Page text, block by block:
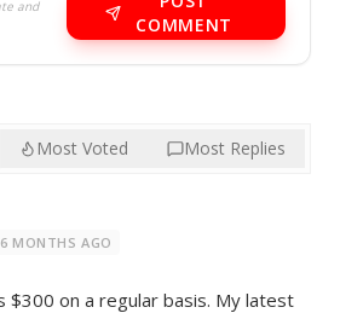
and
COMMENT
Most Voted Most Replies
6 MONTHS AGO
$300 on a regular basis. My latest